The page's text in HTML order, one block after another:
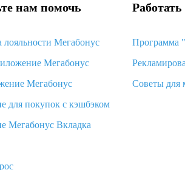
нам помочь
Мегабонус
Мегабонус
Мегабонус
для покупок с кэшбэком
Мегабонус Вкладка
Программа
Советы для